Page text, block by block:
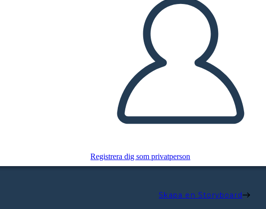
Registrera dig som privatperson
Skapa en Storyboard